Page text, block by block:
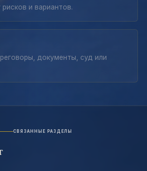
и вариантов.
документы, суд или
СВЯЗАННЫЕ РАЗДЕЛЫ